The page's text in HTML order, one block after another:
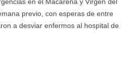
en el Macarena y Virgen del
previo, con esperas de entre
a desviar enfermos al hospital de